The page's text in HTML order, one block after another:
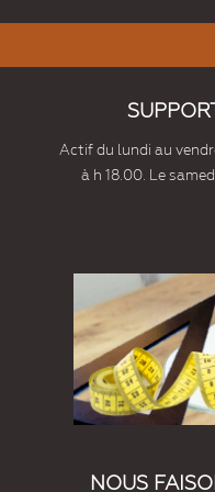
Actif du lundi au
à h 18.00. Le
NOUS